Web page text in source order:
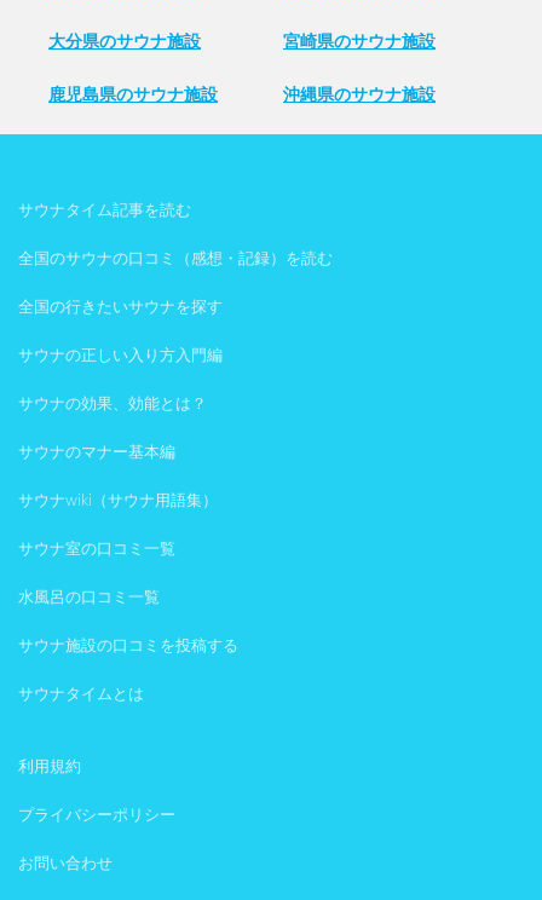
大分県のサウナ施設 宮崎県のサウナ施設
鹿児島県のサウナ施設 沖縄県のサウナ施設
サウナタイム記事を読む
全国のサウナの口コミ（感想・記録）を読む
全国の行きたいサウナを探す
サウナの正しい入り方入門編
サウナの効果、効能とは？
サウナのマナー基本編
サウナwiki（サウナ用語集）
サウナ室の口コミ一覧
水風呂の口コミ一覧
サウナ施設の口コミを投稿する
サウナタイムとは
利用規約
プライバシーポリシー
お問い合わせ